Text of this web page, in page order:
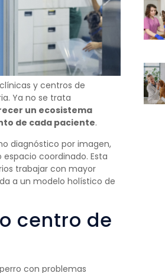
y centros de
Ya no se trata
un ecosistema
de cada paciente.
diagnóstico por imagen,
coordinado. Esta
trabajar con mayor
a un modelo holístico de
centro de
con problemas